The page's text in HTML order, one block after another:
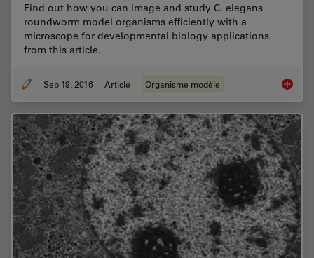
Find out how you can image and study C. elegans
roundworm model organisms efficiently with a
microscope for developmental biology applications
from this article.
Sep 19, 2016 Article Organisme modèle